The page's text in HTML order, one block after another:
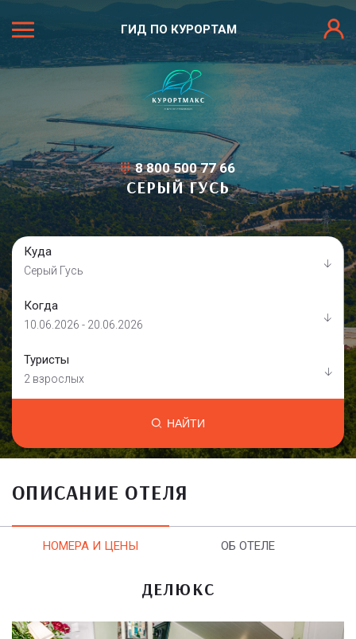
ГИД ПО КУРОРТАМ
8 800 500 77 66
СЕРЫЙ ГУСЬ
Куда
Серый Гусь
Когда
10.06.2026 - 20.06.2026
Туристы
2 взрослых
НАЙТИ
ОПИСАНИЕ ОТЕЛЯ
НОМЕРА И ЦЕНЫ ОБ ОТЕЛЕ
ДЕЛЮКС